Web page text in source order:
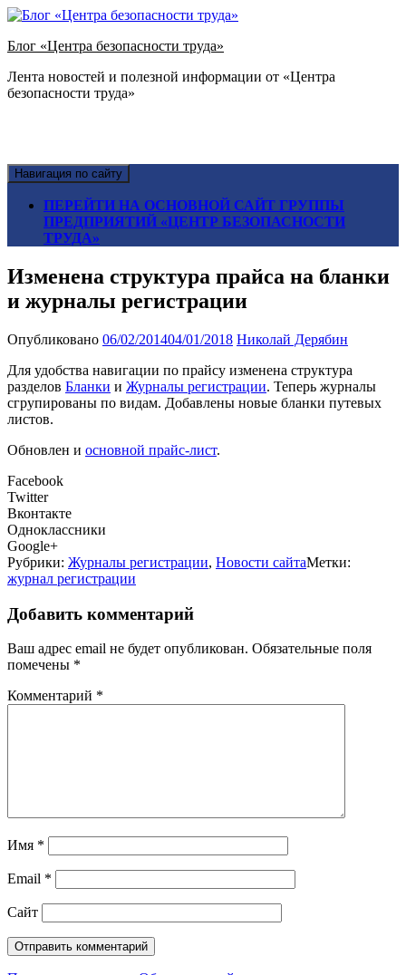
Блог «Центра безопасности труда»
Лента новостей и полезной информации от «Центра
безопасности труда»
Навигация по сайту
ПЕРЕЙТИ НА ОСНОВНОЙ САЙТ ГРУППЫ
ПРЕДПРИЯТИЙ «ЦЕНТР БЕЗОПАСНОСТИ
ТРУДА»
Изменена структура прайса на бланки
и журналы регистрации
Опубликовано 06/02/201404/01/2018 Николай Дерябин
Для удобства навигации по прайсу изменена структура
разделов Бланки и Журналы регистрации. Теперь журналы
сгрупированы по видам. Добавлены новые бланки путевых
листов.
Обновлен и основной прайс-лист.
Facebook
Twitter
Вконтакте
Одноклассники
Google+
Рубрики: Журналы регистрации, Новости сайтаМетки:
журнал регистрации
Добавить комментарий
Ваш адрес email не будет опубликован. Обязательные поля
помечены *
Комментарий *
Имя *
Email *
Сайт